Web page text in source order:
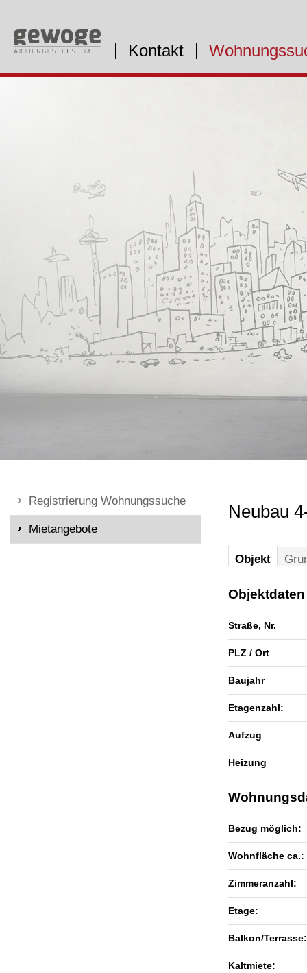
Kontakt
Registrierung Wohnungssuche
Mietangebote
Neubau
Objekt
Objektdaten
Straße, Nr.
PLZ / Ort
Baujahr
Etagenzahl:
Aufzug
Heizung
Bezug möglich:
Wohnfläche ca.:
Zimmeranzahl:
Etage:
Balkon/Terrasse:
Kaltmiete: